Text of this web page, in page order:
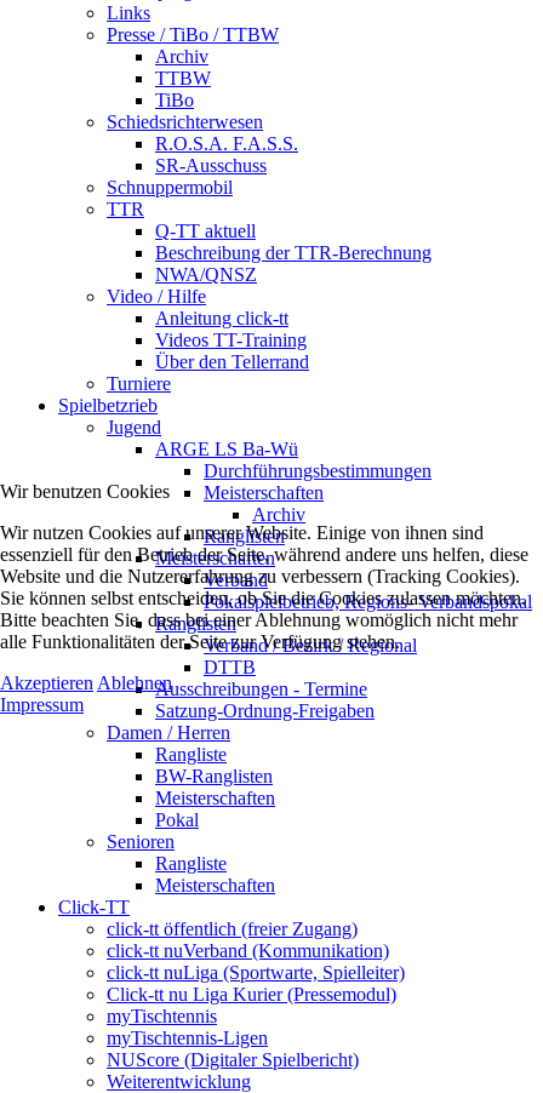
Links
Presse / TiBo / TTBW
Archiv
TTBW
TiBo
Schiedsrichterwesen
R.O.S.A. F.A.S.S.
SR-Ausschuss
Schnuppermobil
TTR
Q-TT aktuell
Beschreibung der TTR-Berechnung
NWA/QNSZ
Video / Hilfe
Anleitung click-tt
Videos TT-Training
Über den Tellerrand
Turniere
Spielbetzrieb
Jugend
ARGE LS Ba-Wü
Durchführungsbestimmungen
Meisterschaften
Archiv
Ranglisten
Meisterschaften
Verband
Pokalspielbetrieb, Regions- Verbandspokal
Ranglisten
Verband / Bezirk / Regional
DTTB
Ausschreibungen - Termine
Satzung-Ordnung-Freigaben
Damen / Herren
Rangliste
BW-Ranglisten
Meisterschaften
Pokal
Senioren
Rangliste
Meisterschaften
Click-TT
click-tt öffentlich (freier Zugang)
click-tt nuVerband (Kommunikation)
click-tt nuLiga (Sportwarte, Spielleiter)
Click-tt nu Liga Kurier (Pressemodul)
myTischtennis
myTischtennis-Ligen
NUScore (Digitaler Spielbericht)
Weiterentwicklung
Wir benutzen Cookies
Wir nutzen Cookies auf unserer Website. Einige von ihnen sind
essenziell für den Betrieb der Seite, während andere uns helfen, diese
Website und die Nutzererfahrung zu verbessern (Tracking Cookies).
Sie können selbst entscheiden, ob Sie die Cookies zulassen möchten.
Bitte beachten Sie, dass bei einer Ablehnung womöglich nicht mehr
alle Funktionalitäten der Seite zur Verfügung stehen.
Akzeptieren Ablehnen
Impressum